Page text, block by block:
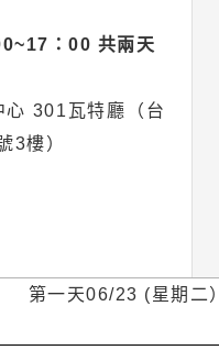
：00 共兩天
301瓦特廳（台
3樓）
第一天06/23 (星期二